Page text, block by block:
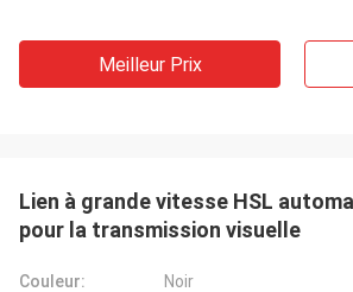
Meilleur Prix
Lien à grande vitesse HSL
pour la transmission visuelle
Couleur:
Noir